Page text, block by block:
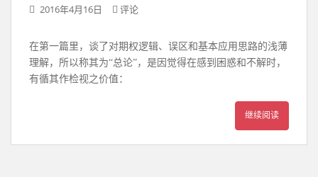
2016年4月16日 评论
在第一篇里，谈了对期权逻辑、误区和基本应用思路的浅薄
理解，所以称其为“总论”，是因觉得在感到困惑和不解时，
有循其作检视之价值：
继续阅读